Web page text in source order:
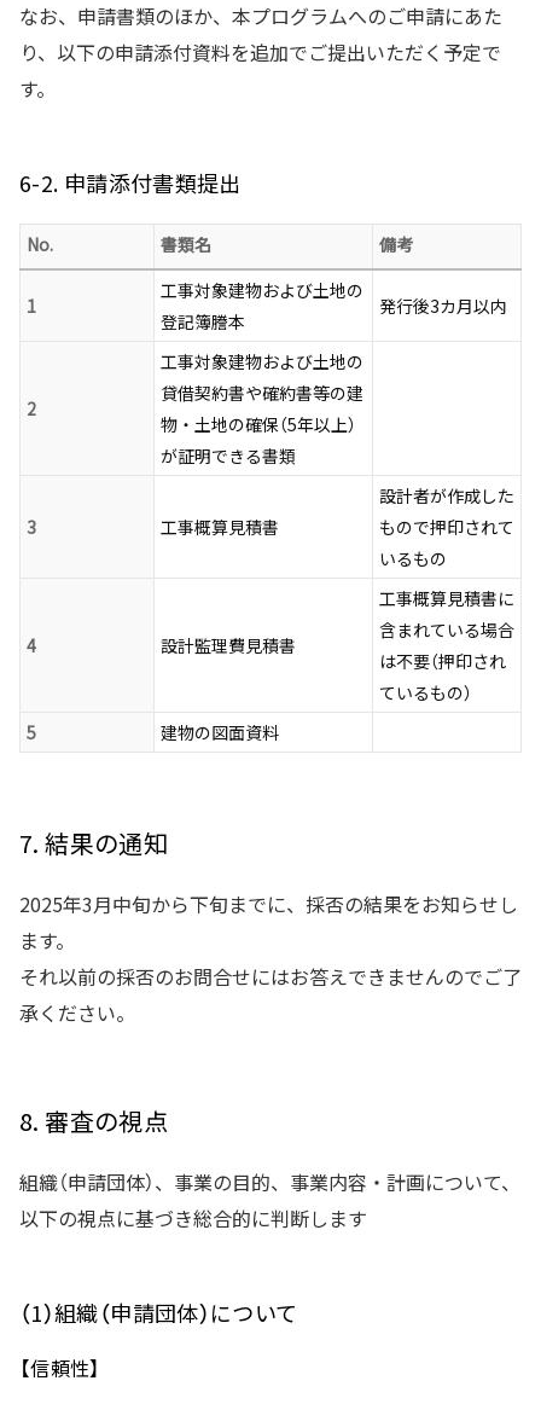
なお、申請書類のほか、本プログラムへのご申請にあた
り、以下の申請添付資料を追加でご提出いただく予定で
す。
6-2. 申請添付書類提出
No. 書類名 備考
1
工事対象建物および土地の
登記簿謄本
発行後3カ月以内
2
工事対象建物および土地の
貸借契約書や確約書等の建
物・土地の確保（5年以上）
が証明できる書類
3 工事概算見積書
設計者が作成した
もので押印されて
いるもの
4 設計監理費見積書
工事概算見積書に
含まれている場合
は不要（押印され
ているもの）
5
建物の図面資料
7. 結果の通知
2025年3月中旬から下旬までに、採否の結果をお知らせし
ます。
それ以前の採否のお問合せにはお答えできませんのでご了
承ください。
8. 審査の視点
組織（申請団体）、事業の目的、事業内容・計画について、
以下の視点に基づき総合的に判断します
（1）組織（申請団体）について
【信頼性】